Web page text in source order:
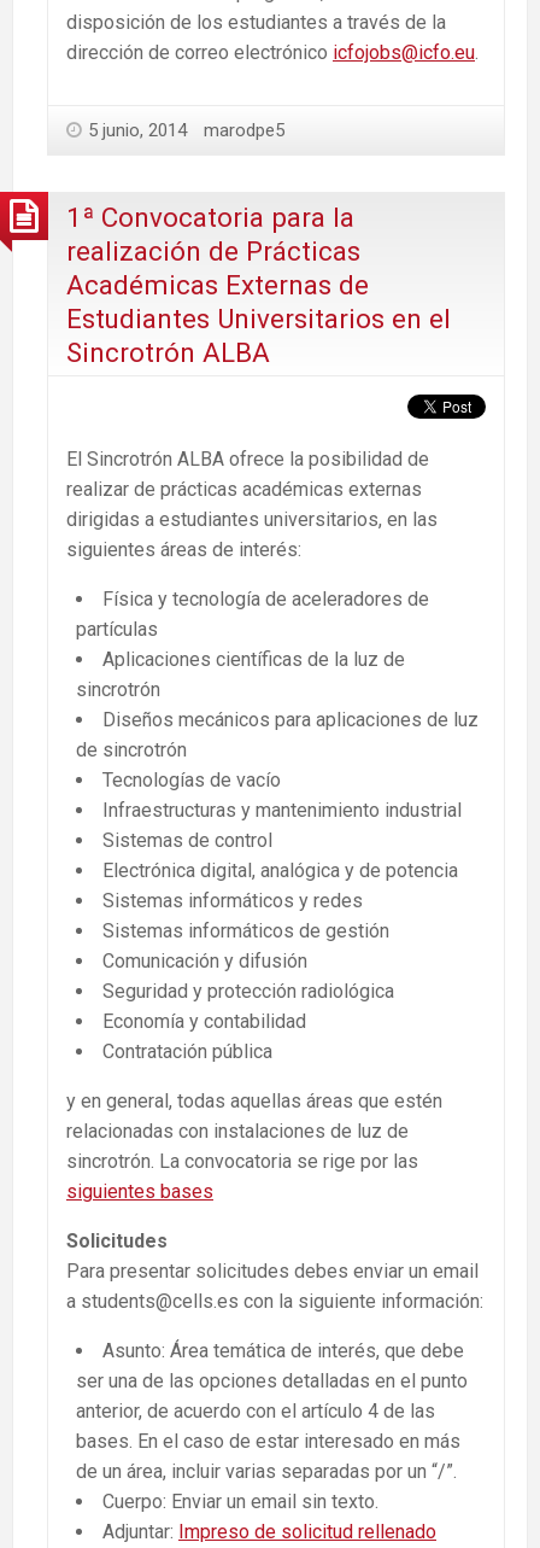
disposición de los estudiantes a través de la
dirección de correo electrónico icfojobs@icfo.eu
5 junio, 2014 marodpe5
1ª Convocatoria para la
realización de Prácticas
Académicas Externas de
Estudiantes Universitarios en el
Sincrotrón ALBA
El Sincrotrón ALBA ofrece la posibilidad de
realizar de prácticas académicas externas
dirigidas a estudiantes universitarios, en las
siguientes áreas de interés:
Física y tecnología de aceleradores de
partículas
Aplicaciones científicas de la luz de
sincrotrón
Diseños mecánicos para aplicaciones de luz
de sincrotrón
Tecnologías de vacío
Infraestructuras y mantenimiento industrial
Sistemas de control
Electrónica digital, analógica y de potencia
Sistemas informáticos y redes
Sistemas informáticos de gestión
Comunicación y difusión
Seguridad y protección radiológica
Economía y contabilidad
Contratación pública
y en general, todas aquellas áreas que estén
relacionadas con instalaciones de luz de
sincrotrón. La convocatoria se rige por las
siguientes bases
Solicitudes
Para presentar solicitudes debes enviar un email
a students@cells.es con la siguiente información:
Asunto: Área temática de interés, que debe
ser una de las opciones detalladas en el punto
anterior, de acuerdo con el artículo 4 de las
bases. En el caso de estar interesado en más
de un área, incluir varias separadas por un “/”.
Cuerpo: Enviar un email sin texto.
Adjuntar: Impreso de solicitud rellenado